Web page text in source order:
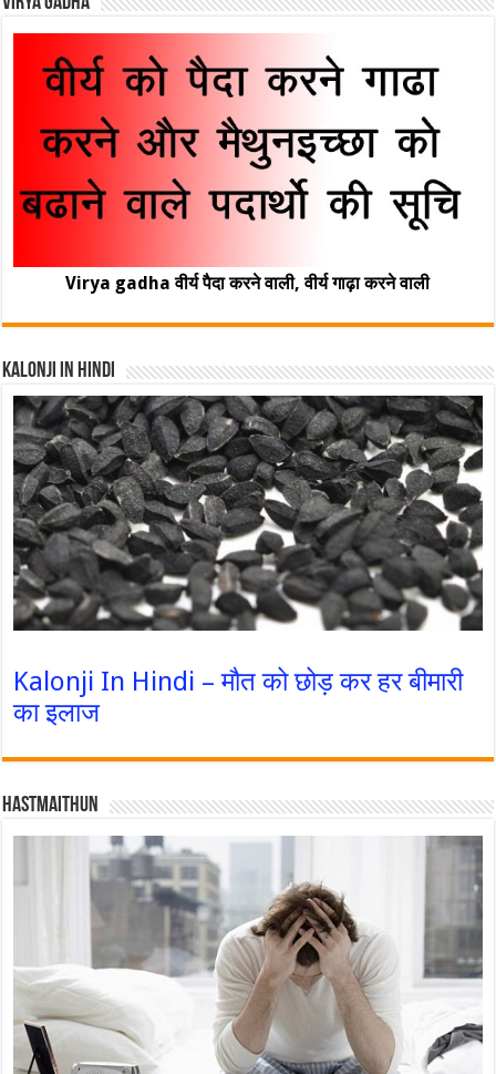
Virya gadha वीर्य पैदा करने वाली, वीर्य गाढ़ा करने वाली
Kalonji In Hindi
Kalonji In Hindi – मौत को छोड़ कर हर बीमारी
का इलाज
Hastmaithun